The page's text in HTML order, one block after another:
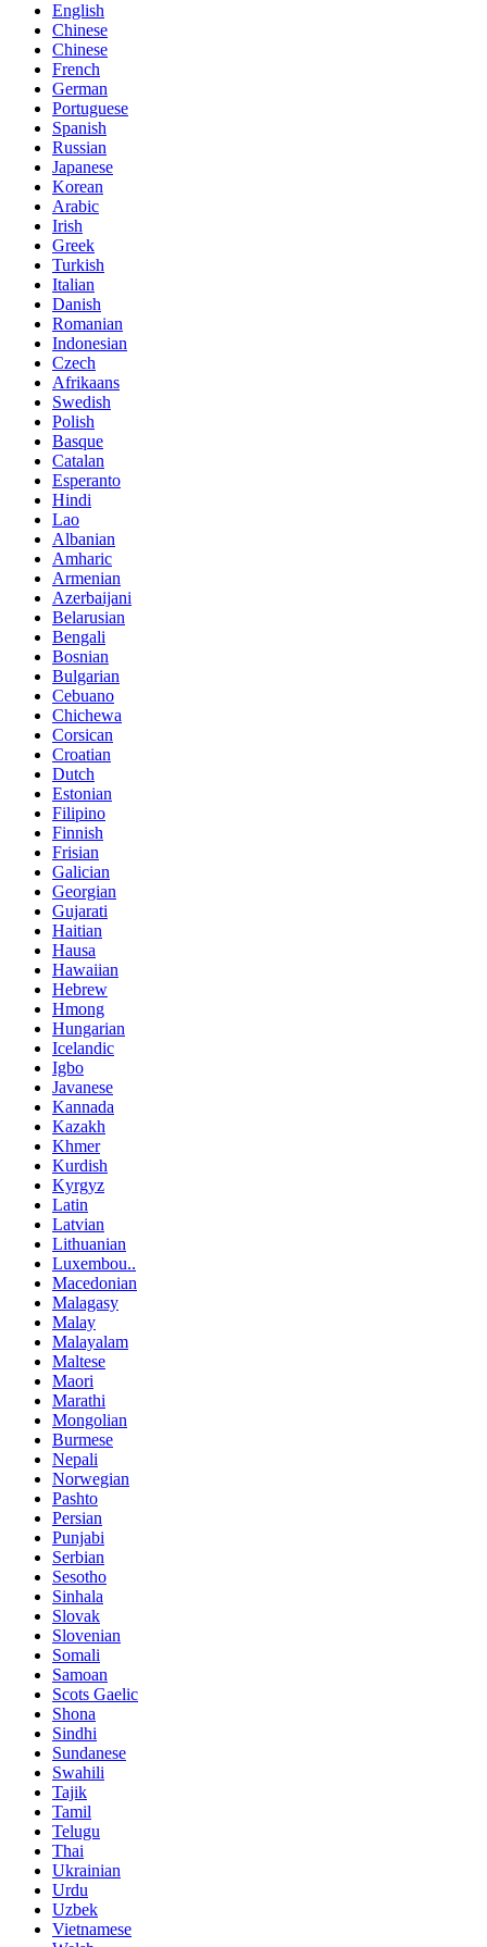
English
Chinese
Chinese
French
German
Portuguese
Spanish
Russian
Japanese
Korean
Arabic
Irish
Greek
Turkish
Italian
Danish
Romanian
Indonesian
Czech
Afrikaans
Swedish
Polish
Basque
Catalan
Esperanto
Hindi
Lao
Albanian
Amharic
Armenian
Azerbaijani
Belarusian
Bengali
Bosnian
Bulgarian
Cebuano
Chichewa
Corsican
Croatian
Dutch
Estonian
Filipino
Finnish
Frisian
Galician
Georgian
Gujarati
Haitian
Hausa
Hawaiian
Hebrew
Hmong
Hungarian
Icelandic
Igbo
Javanese
Kannada
Kazakh
Khmer
Kurdish
Kyrgyz
Latin
Latvian
Lithuanian
Luxembou..
Macedonian
Malagasy
Malay
Malayalam
Maltese
Maori
Marathi
Mongolian
Burmese
Nepali
Norwegian
Pashto
Persian
Punjabi
Serbian
Sesotho
Sinhala
Slovak
Slovenian
Somali
Samoan
Scots Gaelic
Shona
Sindhi
Sundanese
Swahili
Tajik
Tamil
Telugu
Thai
Ukrainian
Urdu
Uzbek
Vietnamese